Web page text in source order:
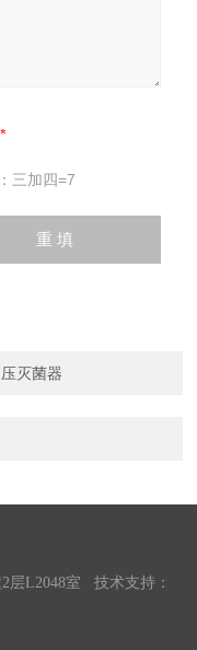
三加四=7
灭菌器
层L2048室 技术支持：